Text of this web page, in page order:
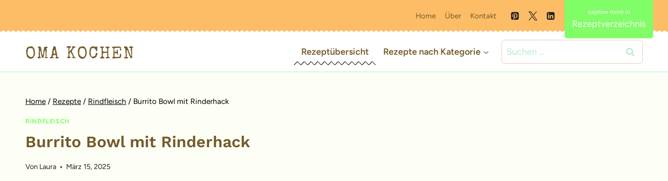
Home Über Kontakt
Rezeptverzeichnis
OMA KOCHEN Rezeptübersicht Rezepte nach Kategorie
Suchen
nach:
Home / Rezepte / Rindfleisch / Burrito Bowl mit Rinderhack
RINDFLEISCH
Burrito Bowl mit Rinderhack
Von Laura März 15, 2025